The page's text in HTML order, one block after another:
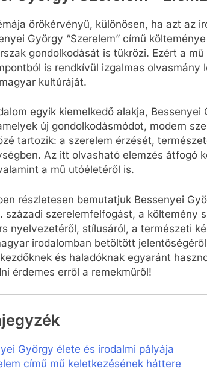
örökérvényű, különösen, ha azt az
György “Szerelem” című
gondolkodását is tükrözi. Ezért a
is rendkívül izgalmas olvasmány
kultúráját.
egyik kiemelkedő alakja,
új gondolkodásmódot, modern
tartozik: a szerelem érzését,
Az itt olvasható elemzés átfogó
a mű utóéletéről is.
részletesen bemutatjuk Bessenyei
századi szerelemfelfogást, a költemény
nyelvezetéről, stílusáról, a természeti
irodalomban betöltött
és haladóknak egyaránt
érdemes erről a remekműről!
György élete és irodalmi pályája
című mű keletkezésének háttere